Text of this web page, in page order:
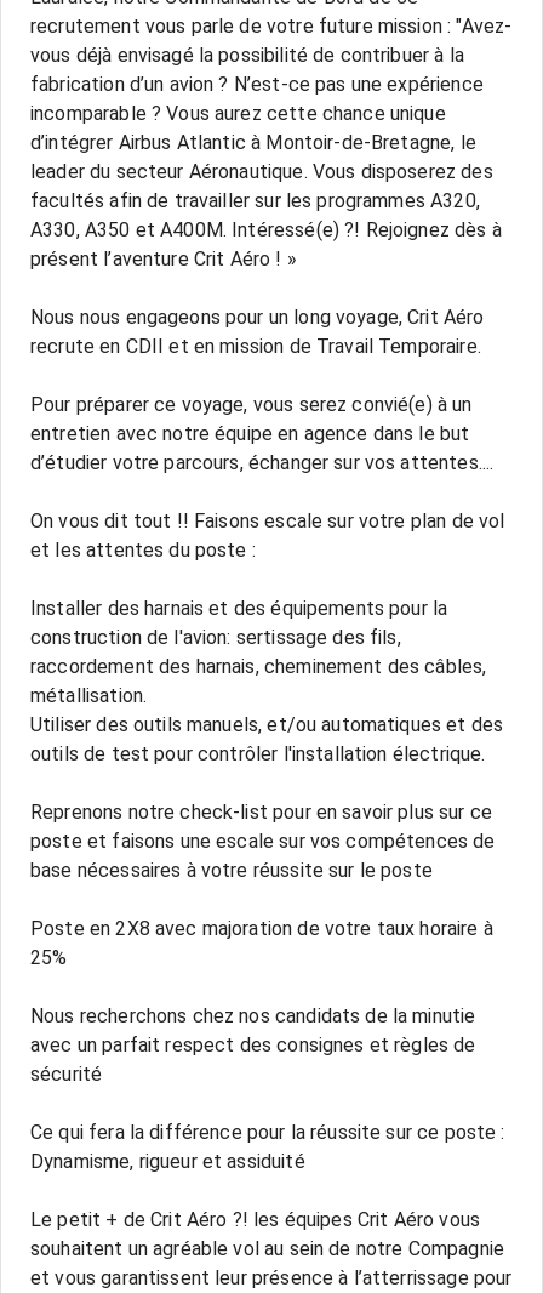
recrutement vous parle de votre future mission : "Avez-
vous déjà envisagé la possibilité de contribuer à la
fabrication d’un avion ? N’est-ce pas une expérience
incomparable ? Vous aurez cette chance unique
d’intégrer Airbus Atlantic à Montoir-de-Bretagne, le
leader du secteur Aéronautique. Vous disposerez des
facultés afin de travailler sur les programmes A320,
A330, A350 et A400M. Intéressé(e) ?! Rejoignez dès à
présent l’aventure Crit Aéro ! »
Nous nous engageons pour un long voyage, Crit Aéro
recrute en CDII et en mission de Travail Temporaire.
Pour préparer ce voyage, vous serez convié(e) à un
entretien avec notre équipe en agence dans le but
d’étudier votre parcours, échanger sur vos attentes....
On vous dit tout !! Faisons escale sur votre plan de vol
et les attentes du poste :
Installer des harnais et des équipements pour la
construction de l'avion: sertissage des fils,
raccordement des harnais, cheminement des câbles,
métallisation.
Utiliser des outils manuels, et/ou automatiques et des
outils de test pour contrôler l'installation électrique.
Reprenons notre check-list pour en savoir plus sur ce
poste et faisons une escale sur vos compétences de
base nécessaires à votre réussite sur le poste
Poste en 2X8 avec majoration de votre taux horaire à
25%
Nous recherchons chez nos candidats de la minutie
avec un parfait respect des consignes et règles de
sécurité
Ce qui fera la différence pour la réussite sur ce poste :
Dynamisme, rigueur et assiduité
Le petit + de Crit Aéro ?! les équipes Crit Aéro vous
souhaitent un agréable vol au sein de notre Compagnie
et vous garantissent leur présence à l’atterrissage pour